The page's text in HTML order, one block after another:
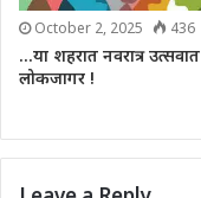
October 2, 2025 436
…या शहरात नवरात्र उत्सवात
लोकजागर !